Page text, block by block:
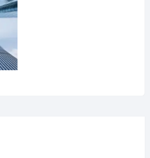
Confira 7 sites para
passagens aéreas